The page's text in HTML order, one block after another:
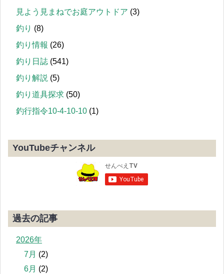
見よう見まねでお庭アウトドア (3)
釣り (8)
釣り情報 (26)
釣り日誌 (541)
釣り解説 (5)
釣り道具探求 (50)
釣行指令10-4-10-10 (1)
YouTubeチャンネル
過去の記事
2026年
7月 (2)
6月 (2)